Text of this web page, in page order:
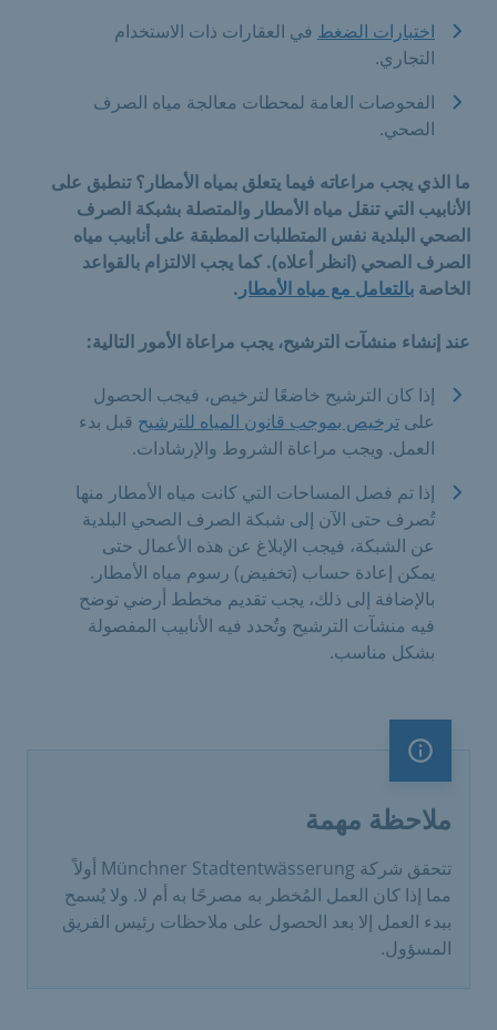
اختبارات الضغط في العقارات ذات الاستخدام
التجاري.
الفحوصات العامة لمحطات معالجة مياه الصرف
الصحي.
ما الذي يجب مراعاته فيما يتعلق بمياه الأمطار؟ تنطبق على
الأنابيب التي تنقل مياه الأمطار والمتصلة بشبكة الصرف
الصحي البلدية نفس المتطلبات المطبقة على أنابيب مياه
الصرف الصحي (انظر أعلاه). كما يجب الالتزام بالقواعد
الخاصة بالتعامل مع مياه الأمطار .
عند إنشاء منشآت الترشيح، يجب مراعاة الأمور التالية:
إذا كان الترشيح خاضعًا لترخيص، فيجب الحصول
على ترخيص بموجب قانون المياه للترشيح قبل بدء
العمل. ويجب مراعاة الشروط والإرشادات.
إذا تم فصل المساحات التي كانت مياه الأمطار منها
تُصرف حتى الآن إلى شبكة الصرف الصحي البلدية
عن الشبكة، فيجب الإبلاغ عن هذه الأعمال حتى
يمكن إعادة حساب (تخفيض) رسوم مياه الأمطار.
بالإضافة إلى ذلك، يجب تقديم مخطط أرضي توضح
فيه منشآت الترشيح وتُحدد فيه الأنابيب المفصولة
بشكل مناسب.
ملاحظة مهمة
ملاحظة مهمة
تتحقق شركة Münchner Stadtentwässerung أولاً
مما إذا كان العمل المُخطر به مصرحًا به أم لا. ولا يُسمح
ببدء العمل إلا بعد الحصول على ملاحظات رئيس الفريق
المسؤول.